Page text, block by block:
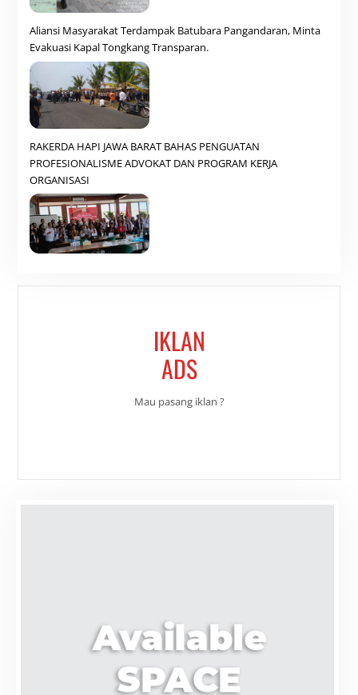
Aliansi Masyarakat Terdampak Batubara Pangandaran, Minta
Evakuasi Kapal Tongkang Transparan.
RAKERDA HAPI JAWA BARAT BAHAS PENGUATAN
PROFESIONALISME ADVOKAT DAN PROGRAM KERJA
ORGANISASI
IKLAN
ADS
Mau pasang iklan ?